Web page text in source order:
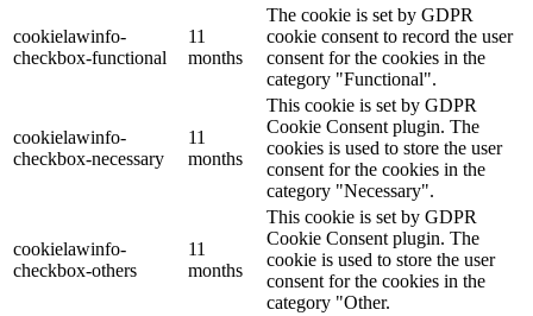
cookielawinfo-
checkbox-functional
11
months
The cookie is set by GDPR
cookie consent to record the user
consent for the cookies in the
category "Functional".
cookielawinfo-
checkbox-necessary
11
months
This cookie is set by GDPR
Cookie Consent plugin. The
cookies is used to store the user
consent for the cookies in the
category "Necessary".
cookielawinfo-
checkbox-others
11
months
This cookie is set by GDPR
Cookie Consent plugin. The
cookie is used to store the user
consent for the cookies in the
category "Other.